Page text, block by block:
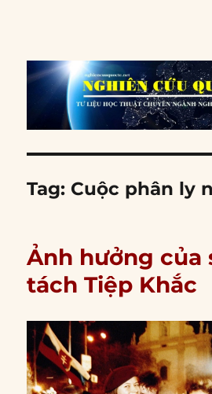
Tag: Cuộc phân ly
Ảnh hưởng của
tách Tiệp Khắc